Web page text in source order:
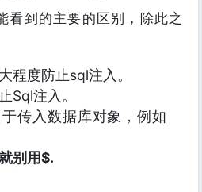
看到的主要的区别，除此之
程度防止sql注入。
Sql注入。
传入数据库对象，例如
别用$.